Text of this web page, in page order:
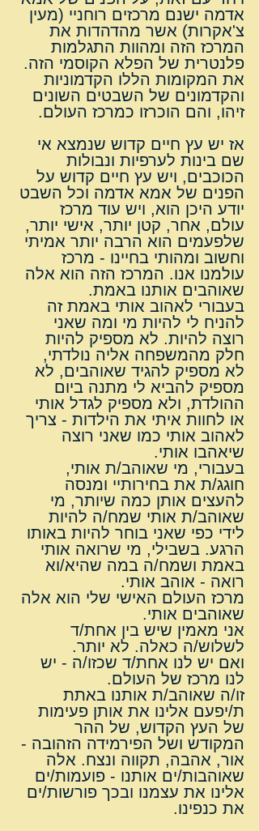
אדמה ישנם מרכזים רוחניי (מעין
צ'אקרות) אשר מהדהדות את
המרכז הזה ומהוות התגלמות
פלנטרית של הפלא הקוסמי הזה.
את המקומות הללו הקדמוניות
והקדמונים של השבטים השונים
זיהו, והם הוכרזו כמרכז העולם.
אז יש עץ חיים קדוש שנמצא אי
שם בינות לערפיות ונבולות
הכוכבים, ויש עץ חיים קדוש על
הפנים של אמא אדמה וכל השבט
יודע היכן הוא, ויש עוד מרכז
עולם, אחר, קטן יותר, אישי יותר,
שלפעמים הוא הרבה יותר אמיתי
וחשוב ומהותי בחיינו - מרכז
עולמנו אנו. המרכז הזה הוא אלה
שאוהבים אותנו באמת.
בעבורי לאהוב אותי באמת זה
להניח לי להיות מי ומה שאני
רוצה להיות. לא מספיק להיות
חלק מהמשפחה אליה נולדתי,
לא מספיק להגיד שאוהבים, לא
מספיק להביא לי מתנה ביום
ההולדת, ולא מספיק לגדל אותי
או לחוות איתי את הילדות - צריך
לאהוב אותי כמו שאני רוצה
שיאהבו אותי.
בעבורי, מי שאוהב/ת אותי,
חוגג/ת את בחירותיי ומנסה
להעצים אותן כמה שיותר, מי
שאוהב/ת אותי שמח/ה להיות
לידי כפי שאני בוחר להיות באותו
הרגע. בשבילי, מי שרואה אותי
באמת ושמח/ה במה שהיא/וא
רואה - אוהב אותי.
מרכז העולם האישי שלי הוא אלה
שאוהבים אותי.
אני מאמין שיש בין אחת/ד
לשלוש/ה כאלה. לא יותר.
ואם יש לנו אחת/ד שכזו/ה - יש
לנו מרכז של העולם.
זו/ה שאוהב/ת אותנו באתת
ת/יפעם אלינו את אותן פעימות
של העץ הקדוש, של ההר
המקודש ושל הפירמידה הזהובה -
אור, אהבה, תקווה ונצח. אלה
שאוהבות/ים אותנו - פועמות/ים
אלינו את עצמנו ובכך פורשות/ים
את כנפינו.